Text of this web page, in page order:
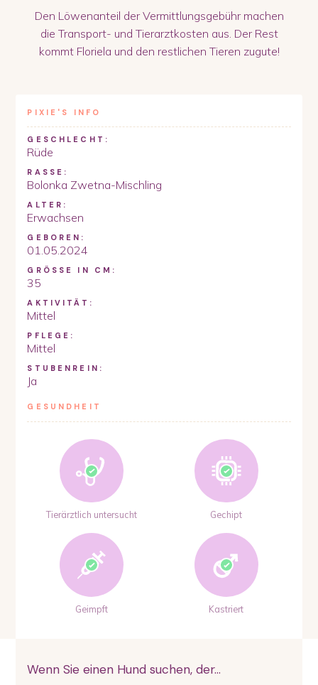
Den Löwenanteil der Vermittlungsgebühr machen
die Transport- und Tierarztkosten aus. Der Rest
kommt Floriela und den restlichen Tieren zugute!
PIXIE 'S INFO
GESCHLECHT:
Rüde
RASSE:
Bolonka Zwetna-Mischling
ALTER:
Erwachsen
GEBOREN:
01.05.2024
GRÖSSE IN CM:
35
AKTIVITÄT:
Mittel
PFLEGE:
Mittel
STUBENREIN:
Ja
GESUNDHEIT
Tierärztlich untersucht Gechipt
Geimpft Kastriert
Wenn Sie einen Hund suchen, der...